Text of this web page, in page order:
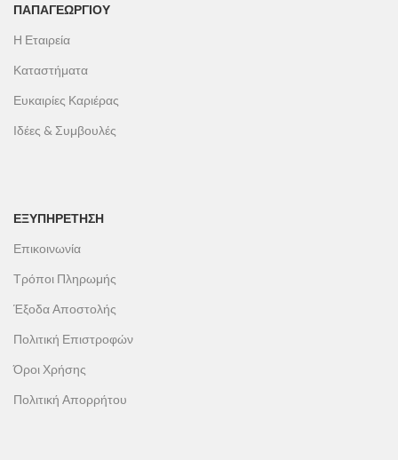
ΠΑΠΑΓΕΩΡΓΊΟΥ
Η Εταιρεία
Καταστήματα
Ευκαιρίες Καριέρας
Ιδέες & Συμβουλές
ΕΞΥΠΗΡΕΤΗΣΗ
Επικοινωνία
Τρόποι Πληρωμής
Έξοδα Αποστολής
Πολιτική Επιστροφών
Όροι Χρήσης
Πολιτική Απορρήτου